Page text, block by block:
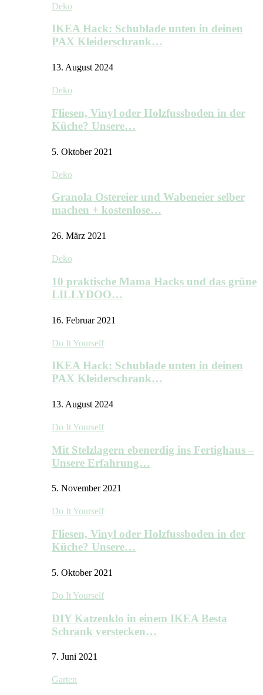
Deko
IKEA Hack: Schublade unten in deinen
PAX Kleiderschrank…
13. August 2024
Deko
Fliesen, Vinyl oder Holzfussboden in der
Küche? Unsere…
5. Oktober 2021
Deko
Granola Ostereier und Wabeneier selber
machen + kostenlose…
26. März 2021
Deko
10 praktische Mama Hacks und das grüne
LILLYDOO…
16. Februar 2021
Do It Yourself
IKEA Hack: Schublade unten in deinen
PAX Kleiderschrank…
13. August 2024
Do It Yourself
Mit Stelzlagern ebenerdig ins Fertighaus –
Unsere Erfahrung…
5. November 2021
Do It Yourself
Fliesen, Vinyl oder Holzfussboden in der
Küche? Unsere…
5. Oktober 2021
Do It Yourself
DIY Katzenklo in einem IKEA Besta
Schrank verstecken…
7. Juni 2021
Garten